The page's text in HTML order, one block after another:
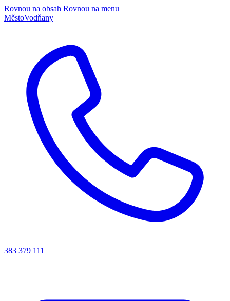
Rovnou na obsah Rovnou na menu
MěstoVodňany
383 379 111